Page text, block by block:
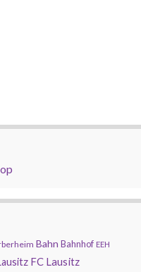
Bahn Bahnhof EEH
FC Lausitz